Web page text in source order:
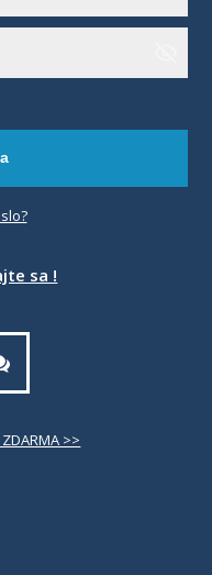
sa !
>>